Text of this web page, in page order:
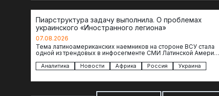
Пиарструктура задачу выполнила. О проблемах
украинского «Иностранного легиона»
07.08.2026
Тема латиноамериканских наемников на стороне ВСУ стала
одной из трендовых в инфосегменте СМИ Латинской
Аналитика Новости Африка Россия Украина